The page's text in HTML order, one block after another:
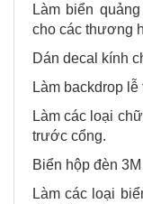
Làm biển
cho các thương
Dán decal kính
Làm backdrop
Làm các loại
trước cổng.
Biển hộp đèn
Làm các loại